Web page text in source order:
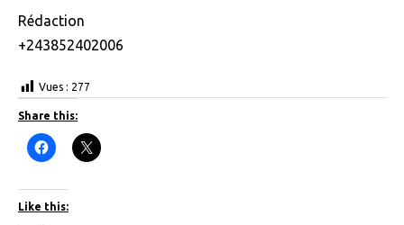
Rédaction
+243852402006
Vues : 277
Share this:
C
l
k
t
o
C
l
Like this: